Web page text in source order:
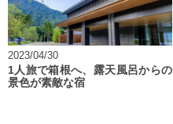
2023/04/30
1人旅で箱根へ、露天風呂からの
景色が素敵な宿